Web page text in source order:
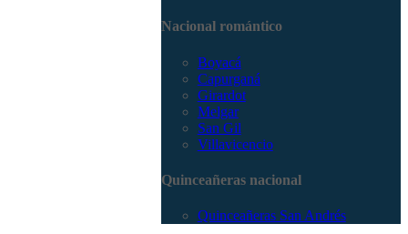
Nacional romántico
Boyacá
Capurganá
Girardot
Melgar
San Gil
Villavicencio
Quinceañeras nacional
Quinceañeras San Andrés